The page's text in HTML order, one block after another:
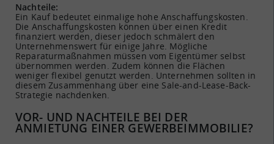
Nachteile:
Ein Kauf bedeutet einmalige hohe Anschaffungskosten.
Die Anschaffungskosten können über einen Kredit
finanziert werden, dieser jedoch schmälert den
Unternehmenswert für einige Jahre. Mögliche
Reparaturmaßnahmen müssen vom Eigentümer selbst
übernommen werden. Zudem können die Flächen
weniger flexibel genutzt werden. Unternehmen sollten in
diesem Zusammenhang über eine Sale-and-Lease-Back-
Strategie nachdenken.
VOR- UND NACHTEILE BEI DER
ANMIETUNG EINER GEWERBEIMMOBILIE?